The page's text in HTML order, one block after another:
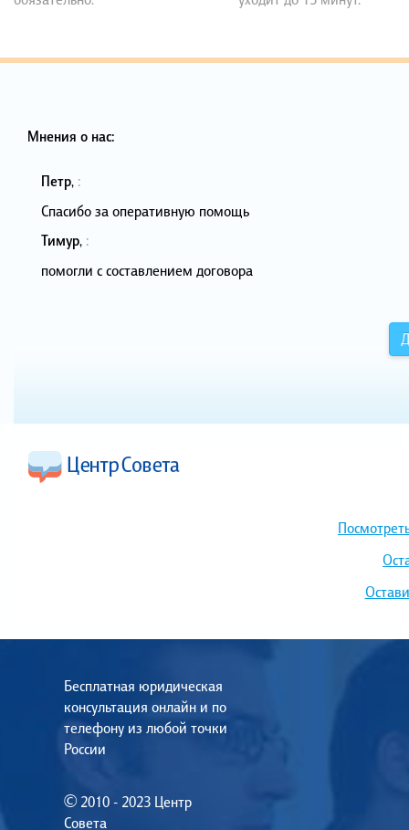
Мнения о нас:
Петр, :
Спасибо за оперативную помощь
Тимур, :
помогли с составлением договора
Бесплатная юридическая
консультация онлайн и по
телефону из любой точки
России
© 2010 - 2023 Центр
Совета